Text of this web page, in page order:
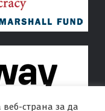
страна за да